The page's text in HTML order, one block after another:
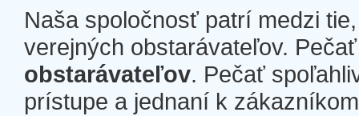
Naša spoločnosť patrí medzi
verejných obstarávateľov.
obstarávateľov. Pečať
prístupe a jednaní k